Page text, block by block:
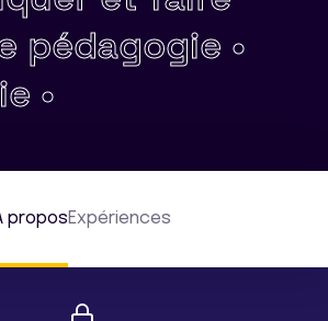
pédagogie •
•
proposExpériences